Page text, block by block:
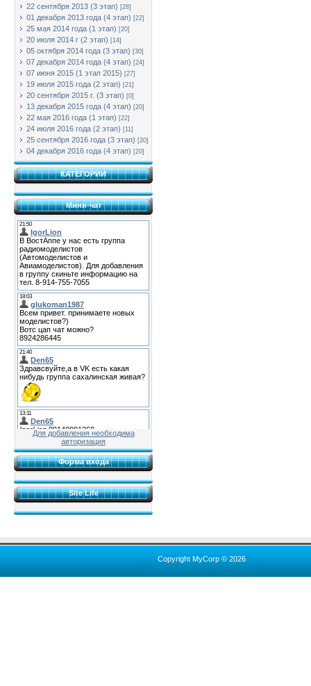
22 сентября 2013 (3 этап) [28]
01 декабря 2013 года (4 этап) [22]
25 мая 2014 года (1 этап) [20]
20 июля 2014 г (2 этап) [14]
05 октября 2014 года (3 этап) [30]
07 декабря 2014 года (4 этап) [24]
07 июня 2015 (1 этап 2015) [27]
19 июля 2015 года (2 этап) [21]
20 сентября 2015 г. (3 этап) [0]
13 декабря 2015 года (4 этап) [20]
22 мая 2016 года (1 этап) [22]
24 июля 2016 года (2 этап) [11]
25 сентября 2016 года (3 этап) [20]
04 декабря 2016 года (4 этап) [20]
КАТЕГОРИИ
Мини-чат
Для добавления необходима
авторизация
Форма входа
Site Life
Copyright MyCorp © 2026